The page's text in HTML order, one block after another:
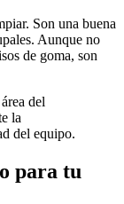
Son una buena
Aunque no
de goma, son
del
la
del equipo.
para tu